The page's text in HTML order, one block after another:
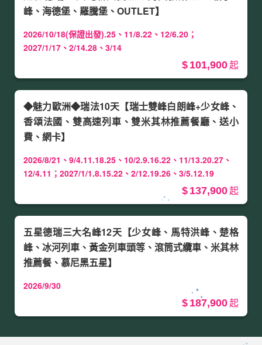
峰、海德堡、羅騰堡、OUTLET】
2026/10/18(保證出發).25、11/8.22、12/6.20；
2027/1/17、2/14.28、3/14
101,900
◆魅力歐洲◆瑞法10天【瑞士雙峰白朗峰+少女峰、
香頌法國、雙高速列車、雙米其林推薦餐廳、送小
費、網卡】
2026/8/21、9/4.11.18.25、10/2.9.16.22、11/13.20.27、
12/4.11；2027/1/1.8.15.22、2/12.19.26、3/5.12.19
137,900
五星德瑞三大名峰12天【少女峰、馬特洪峰、楚格
峰、冰河列車、黃金列車頭等、滾筒式纜車、米其林
推薦餐、慕尼黑五星】
2026/9/30
187,900